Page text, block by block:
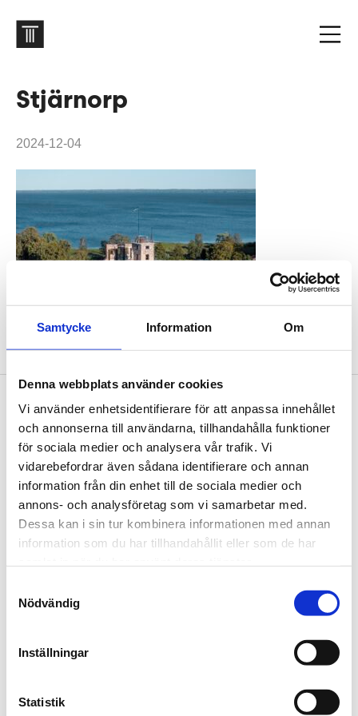
Samtycke Information Om
Denna webbplats använder cookies
Vi använder enhetsidentifierare för att anpassa innehållet
och annonserna till användarna, tillhandahålla funktioner
för sociala medier och analysera vår trafik. Vi
vidarebefordrar även sådana identifierare och annan
information från din enhet till de sociala medier och
annons- och analysföretag som vi samarbetar med.
Dessa kan i sin tur kombinera informationen med annan
information som du har tillhandahållit eller som de har
Nödvändig
Inställningar
Statistik
Stjärnorp
2024-12-04
Footer
Contact us
Welcome to Tengbom! Whatever your question or enquiry,
we look forward to hearing from you.
We are Tengbom
We create sustainable and beautiful architecture that
strenghtens our clients as well as our society.
We are always looking for more people who want to help